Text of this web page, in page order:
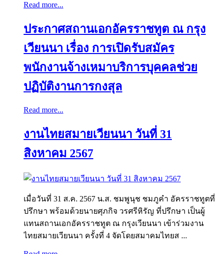
Read more...
ประกาศสถานเอกอัครราชทูต ณ กรุง
เวียนนา เรื่อง การเปิดรับสมัคร
พนักงานจ้างเหมาบริการบุคคลช่วย
ปฏิบัติงานการกงสุล
Read more...
งานไทยสมายเวียนนา วันที่ 31
สิงหาคม 2567
เมื่อวันที่ 31 ส.ค. 2567 น.ส. ชมพูนุช ชมภูคำ อัครราชทูตที่
ปรึกษา พร้อมด้วยนายศุภกิจ วรศรีหิรัญ ที่ปรึกษา เป็นผู้
แทนสถานเอกอัครราชทูต ณ กรุงเวียนนา เข้าร่วมงาน
ไทยสมายเวียนนา ครั้งที่ 4 จัดโดยสมาคมไทยส ...